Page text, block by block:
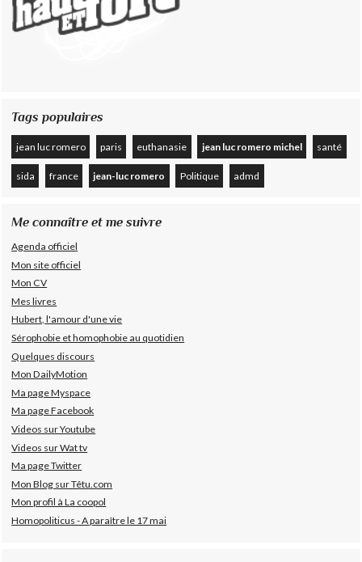
Tags populaires
jean luc romero paris euthanasie jean luc romero michel santé
sida france jean-luc romero Politique admd
Me connaître et me suivre
Agenda officiel
Mon site officiel
Mon CV
Mes livres
Hubert, l'amour d'une vie
Sérophobie et homophobie au quotidien
Quelques discours
Mon DailyMotion
Ma page Myspace
Ma page Facebook
Videos sur Youtube
Videos sur Wat tv
Ma page Twitter
Mon Blog sur Têtu.com
Mon profil à La coopol
Homopoliticus - A paraître le 17 mai